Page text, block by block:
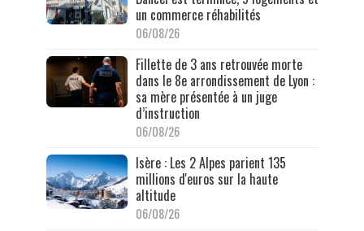
un commerce réhabilités
06/08/26
Fillette de 3 ans retrouvée morte
dans le 8e arrondissement de Lyon :
sa mère présentée à un juge
d’instruction
06/08/26
Isère : Les 2 Alpes parient 135
millions d'euros sur la haute
altitude
06/08/26